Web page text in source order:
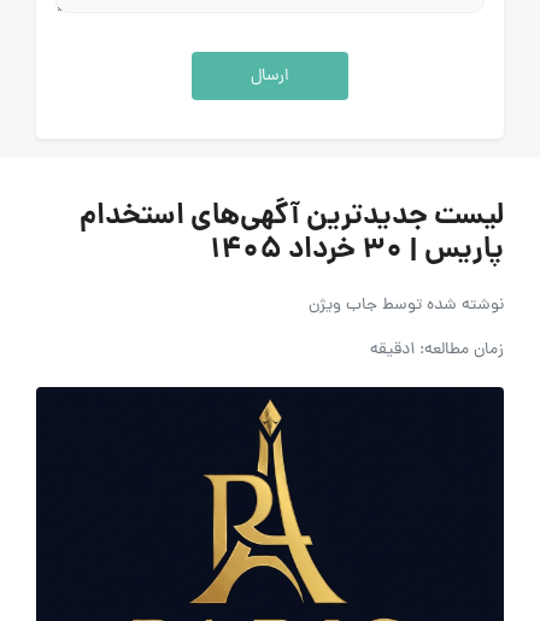
ارسال
لیست جدیدترین آگهی‌های استخدام
پاریس | ۳۰ خرداد ۱۴۰۵
نوشته شده توسطجاب ویژن
زمان مطالعه: 1دقیقه